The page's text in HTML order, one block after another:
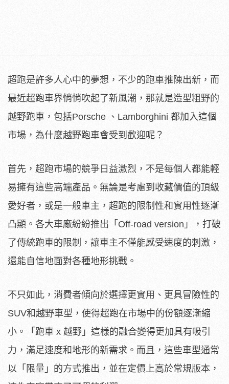
超跑是許多人心中的夢想，不少的跑車推陳出新，而
最近超跑車界悄悄吹起了新風潮，那就是造型粗野的
越野跑車，包括Porsche 、Lamborghini 都加入這個
市場，為什麼越野跑車會受到歡迎呢？
首先，超跑市場的競爭日益激烈，不是每個人都能輕
易擁有這些高端產品。無論是考慮到收藏價值的頂級
愛好者，或是一般車主，超跑的限制性和實用性逐漸
凸顯。各大車廠紛紛推出「Off-road version」，打破
了傳統跑車的限制，讓車主不僅能感受速度的刺激，
還能自信地面對各種地形挑戰。
不只如此，消費者傾向於選擇更實用、更具冒險性的
SUV和越野車型，使得超跑在市場中的份額逐漸縮
小。「跑車 x 越野」這樣的融合變得更加具有吸引
力，滿足速度和地形的新需求。而且，這些車型通常
以「限量」的方式推出，並在定價上高於常規版本，